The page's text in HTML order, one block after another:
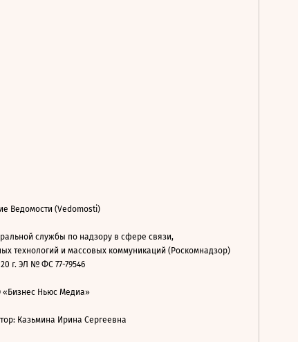
Ведомости (Vedomosti)
службы по надзору в сфере связи,
технологий и массовых коммуникаций (Роскомнадзор)
г. ЭЛ № ФС 77-79546
«Бизнес Ньюс Медиа»
Казьмина Ирина Сергеевна